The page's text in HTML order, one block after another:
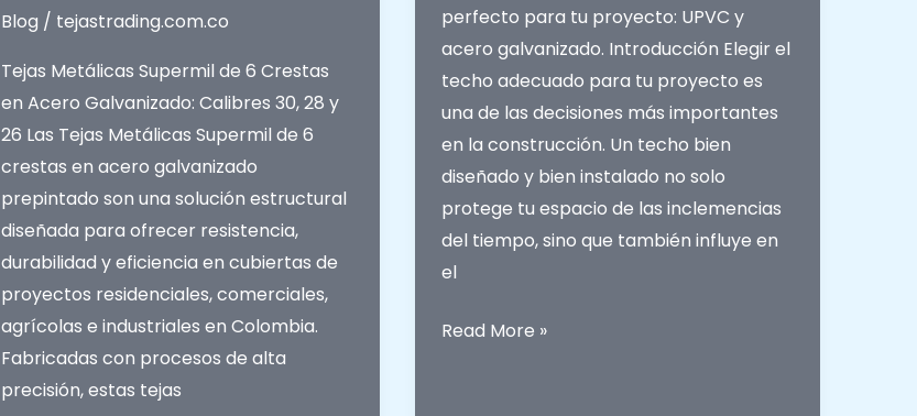
Blog / tejastrading.com.co
Tejas Metálicas Supermil de 6 Crestas
en Acero Galvanizado: Calibres 30, 28 y
26 Las Tejas Metálicas Supermil de 6
crestas en acero galvanizado
prepintado son una solución estructural
diseñada para ofrecer resistencia,
durabilidad y eficiencia en cubiertas de
proyectos residenciales, comerciales,
agrícolas e industriales en Colombia.
Fabricadas con procesos de alta
precisión, estas tejas
perfecto para tu proyecto: UPVC y
acero galvanizado. Introducción Elegir el
techo adecuado para tu proyecto es
una de las decisiones más importantes
en la construcción. Un techo bien
diseñado y bien instalado no solo
protege tu espacio de las inclemencias
del tiempo, sino que también influye en
el
¿Qué
Read More »